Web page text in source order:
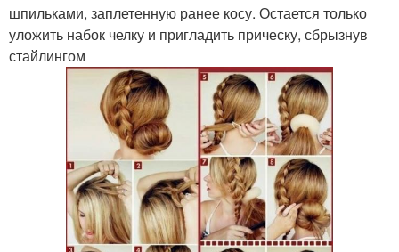
шпильками, заплетенную ранее косу. Остается только
уложить набок челку и пригладить прическу, сбрызнув
стайлингом